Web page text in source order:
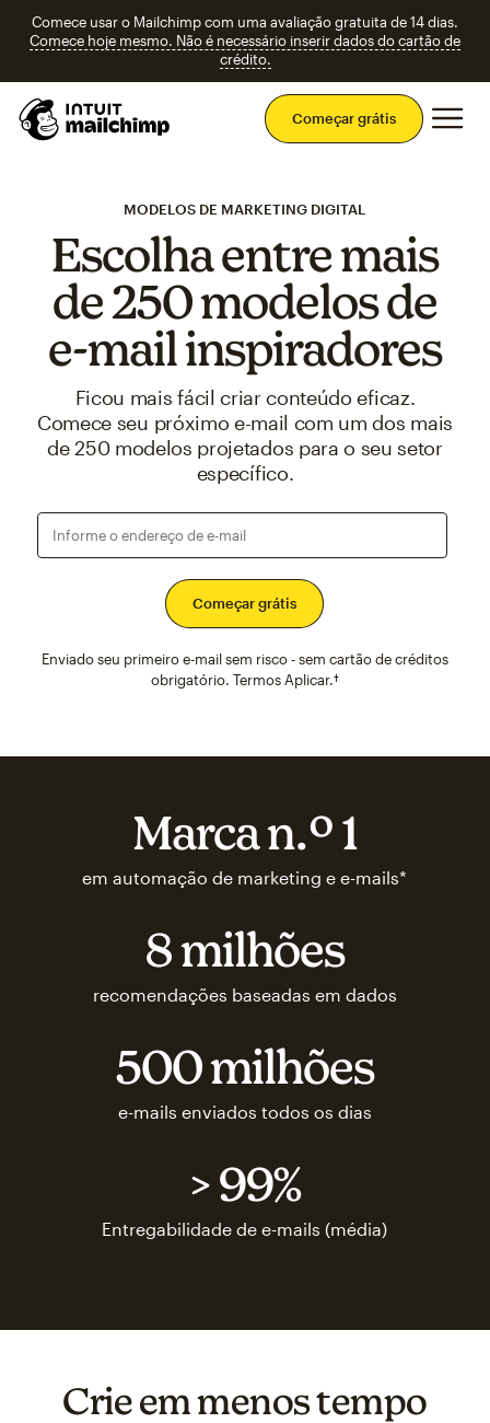
Comece usar o Mailchimp com uma avaliação gratuita de 14 dias.
Comece hoje mesmo. Não é necessário inserir dados do cartão de
crédito.
Começar grátis
MODELOS DE MARKETING DIGITAL
Escolha entre mais
de 250 modelos de
e-mail inspiradores
Ficou mais fácil criar conteúdo eficaz.
Comece seu próximo e-mail com um dos mais
de 250 modelos projetados para o seu setor
específico.
Informe o endereço de e-mail
Enviado seu primeiro e-mail sem risco - sem cartão de créditos
obrigatório. Termos Aplicar.†
Marca n.º 1
em automação de marketing e e-mails*
8 milhões
recomendações baseadas em dados
500 milhões
e-mails enviados todos os dias
> 99%
Entregabilidade de e-mails (média)
Crie em menos tempo